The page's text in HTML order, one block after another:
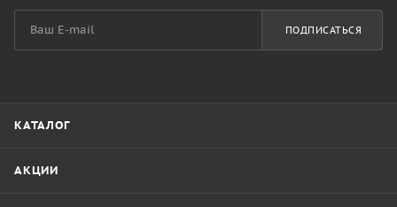
ПОДПИСАТЬСЯ
КАТАЛОГ
АКЦИИ